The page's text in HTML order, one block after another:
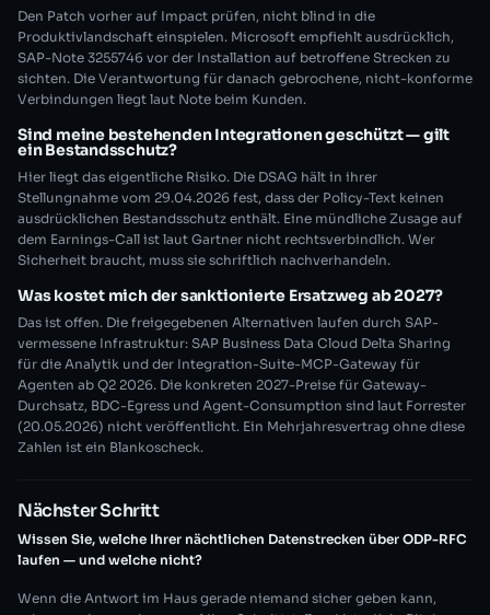
Den Patch vorher auf Impact prüfen, nicht blind in die
Produktivlandschaft einspielen. Microsoft empfiehlt ausdrücklich,
SAP-Note 3255746 vor der Installation auf betroffene Strecken zu
sichten. Die Verantwortung für danach gebrochene, nicht-konforme
Verbindungen liegt laut Note beim Kunden.
Sind meine bestehenden Integrationen geschützt — gilt
ein Bestandsschutz?
Hier liegt das eigentliche Risiko. Die DSAG hält in ihrer
Stellungnahme vom 29.04.2026 fest, dass der Policy-Text keinen
ausdrücklichen Bestandsschutz enthält. Eine mündliche Zusage auf
dem Earnings-Call ist laut Gartner nicht rechtsverbindlich. Wer
Sicherheit braucht, muss sie schriftlich nachverhandeln.
Was kostet mich der sanktionierte Ersatzweg ab 2027?
Das ist offen. Die freigegebenen Alternativen laufen durch SAP-
vermessene Infrastruktur: SAP Business Data Cloud Delta Sharing
für die Analytik und der Integration-Suite-MCP-Gateway für
Agenten ab Q2 2026. Die konkreten 2027-Preise für Gateway-
Durchsatz, BDC-Egress und Agent-Consumption sind laut Forrester
(20.05.2026) nicht veröffentlicht. Ein Mehrjahresvertrag ohne diese
Zahlen ist ein Blankoscheck.
Nächster Schritt
Wissen Sie, welche Ihrer nächtlichen Datenstrecken über ODP-RFC
laufen — und welche nicht?
Wenn die Antwort im Haus gerade niemand sicher geben kann,